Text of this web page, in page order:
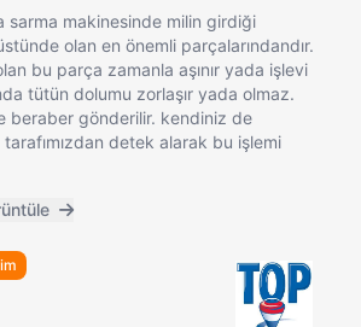
sarma makinesinde milin girdiği
olan en önemli parçalarındandır.
bu parça zamanla aşınır yada işlevi
tütün dolumu zorlaşır yada olmaz.
beraber gönderilir. kendiniz de
detek alarak bu işlemi